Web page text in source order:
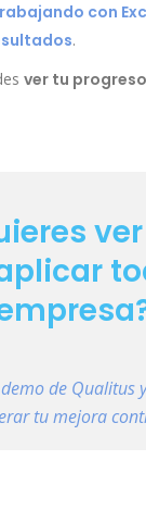
con
.
ver tu progreso
de Qualitus
tu mejora